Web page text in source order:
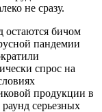
не сразу.
остаются бичом
пандемии
спрос на
продукции в
серьезных